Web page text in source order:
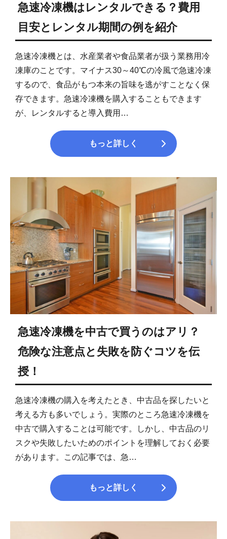
急速冷凍機はレンタルできる？費用
目安とレンタル期間の例を紹介
急速冷凍機とは、水産業者や食品業者が扱う業務用冷
凍庫のことです。マイナス30～40℃の冷風で急速冷凍
するので、食品がもつ本来の旨味を逃がすことなく保
存できます。急速冷凍機を購入することもできます
が、レンタルすると導入費用…
もっと詳しく
急速冷凍機を中古で買うのはアリ？
危険な注意点と失敗を防ぐコツを伝
授！
急速冷凍機の購入を考えたとき、中古品を探したいと
考える方も多いでしょう。実際のところ急速冷凍機を
中古で購入することは可能です。しかし、中古品のリ
スクや失敗したいためのポイントを理解しておく必要
があります。この記事では、急…
もっと詳しく